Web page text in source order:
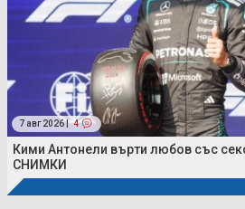
7 авг 2026 | 4
Кими Антонели върти любов със
СНИМКИ